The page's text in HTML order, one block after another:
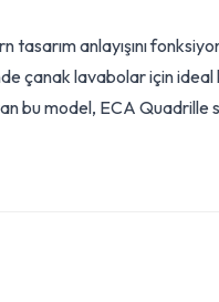
anlayışını
çanak lavabolar için
bu model, ECA Quadrille